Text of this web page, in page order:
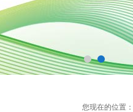
您现在的位置：